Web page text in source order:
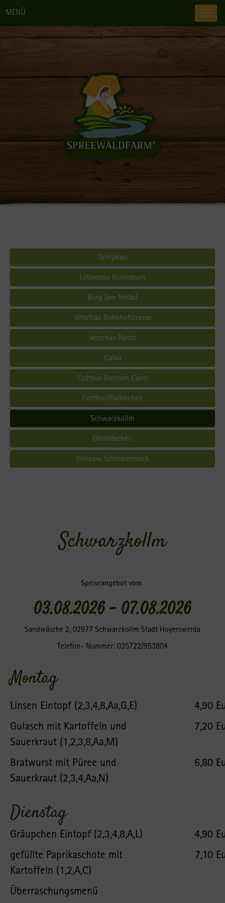
MENÜ
Schipkau
Lübbenau Kolosseum
Burg (am Netto)
Vetschau Bahnhofstrasse
Vetschau Netto
Calau
Cottbus Blechen Carré
Cottbus/Gallinchen
Schwarzkollm
Großräschen
Welzow Schlemmereck
Schwarzkollm
Speiseangebot vom
03.08.2026 – 07.08.2026
Sandwäsche 2, 02977 Schwarzkollm Stadt Hoyerswerda
Telefon- Nummer: 035722/953804
Montag
Linsen Eintopf (2,3,4,8,Aa,G,E)
4,90
Gulasch mit Kartoffeln und
Sauerkraut (1,2,3,8,Aa,M)
7,20
Bratwurst mit Püree und
Sauerkraut (2,3,4,Aa,N)
6,80
Dienstag
Gräupchen Eintopf (2,3,4,8,A,L)
4,90
gefüllte Paprikaschote mit
Kartoffeln (1,2,A,C)
7,10
Überraschungsmenü